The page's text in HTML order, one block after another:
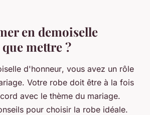
en demoiselle
mettre ?
d'honneur, vous avez un rôle
Votre robe doit être à la fois
avec le thème du mariage.
pour choisir la robe idéale.